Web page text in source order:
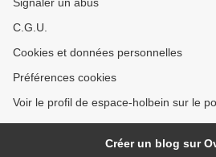
C.G.U.
Cookies et données personnelles
Préférences cookies
Voir le profil de espace-holbein sur le
Créer un blog sur